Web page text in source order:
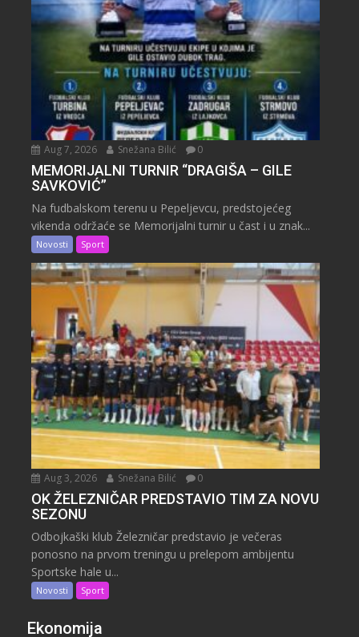
Aug 7, 2026 Snežana Bilić 0
MEMORIJALNI TURNIR “DRAGIŠA – GILE
SAVKOVIĆ”
Na fudbalskom terenu u Pepeljevcu, predstojećeg
vikenda održaće se Memorijalni turnir u čast i u znak...
Novosti Sport
Aug 3, 2026 Snežana Bilić 0
OK ŽELEZNIČAR PREDSTAVIO TIM ZA NOVU
SEZONU
Odbojkaški klub Železničar predstavio je večeras
ponosno na prvom treningu u prelepom ambijentu
Sportske hale u...
Novosti Sport
Ekonomija